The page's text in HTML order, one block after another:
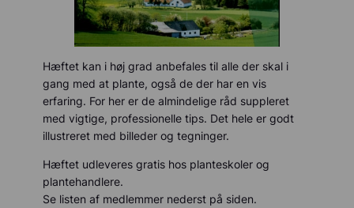
Hæftet kan i høj grad anbefales til alle der skal i
gang med at plante, også de der har en vis
erfaring. For her er de almindelige råd suppleret
med vigtige, professionelle tips. Det hele er godt
illustreret med billeder og tegninger.
Hæftet udleveres gratis hos planteskoler og
plantehandlere.
Se listen af medlemmer nederst på siden.